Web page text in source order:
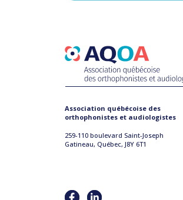
Association québécoise des
orthophonistes et audiologistes
259-110 boulevard Saint-Joseph
Gatineau, Québec, J8Y 6T1